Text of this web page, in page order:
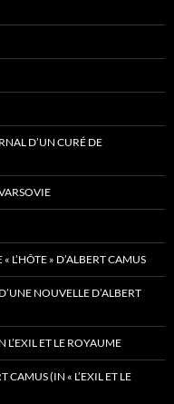
D’UN CURÉ DE
L’HÔTE » D’ALBERT CAMUS
NOUVELLE D’ALBERT
L’EXIL ET LE ROYAUME
CAMUS (IN « L’EXIL ET LE